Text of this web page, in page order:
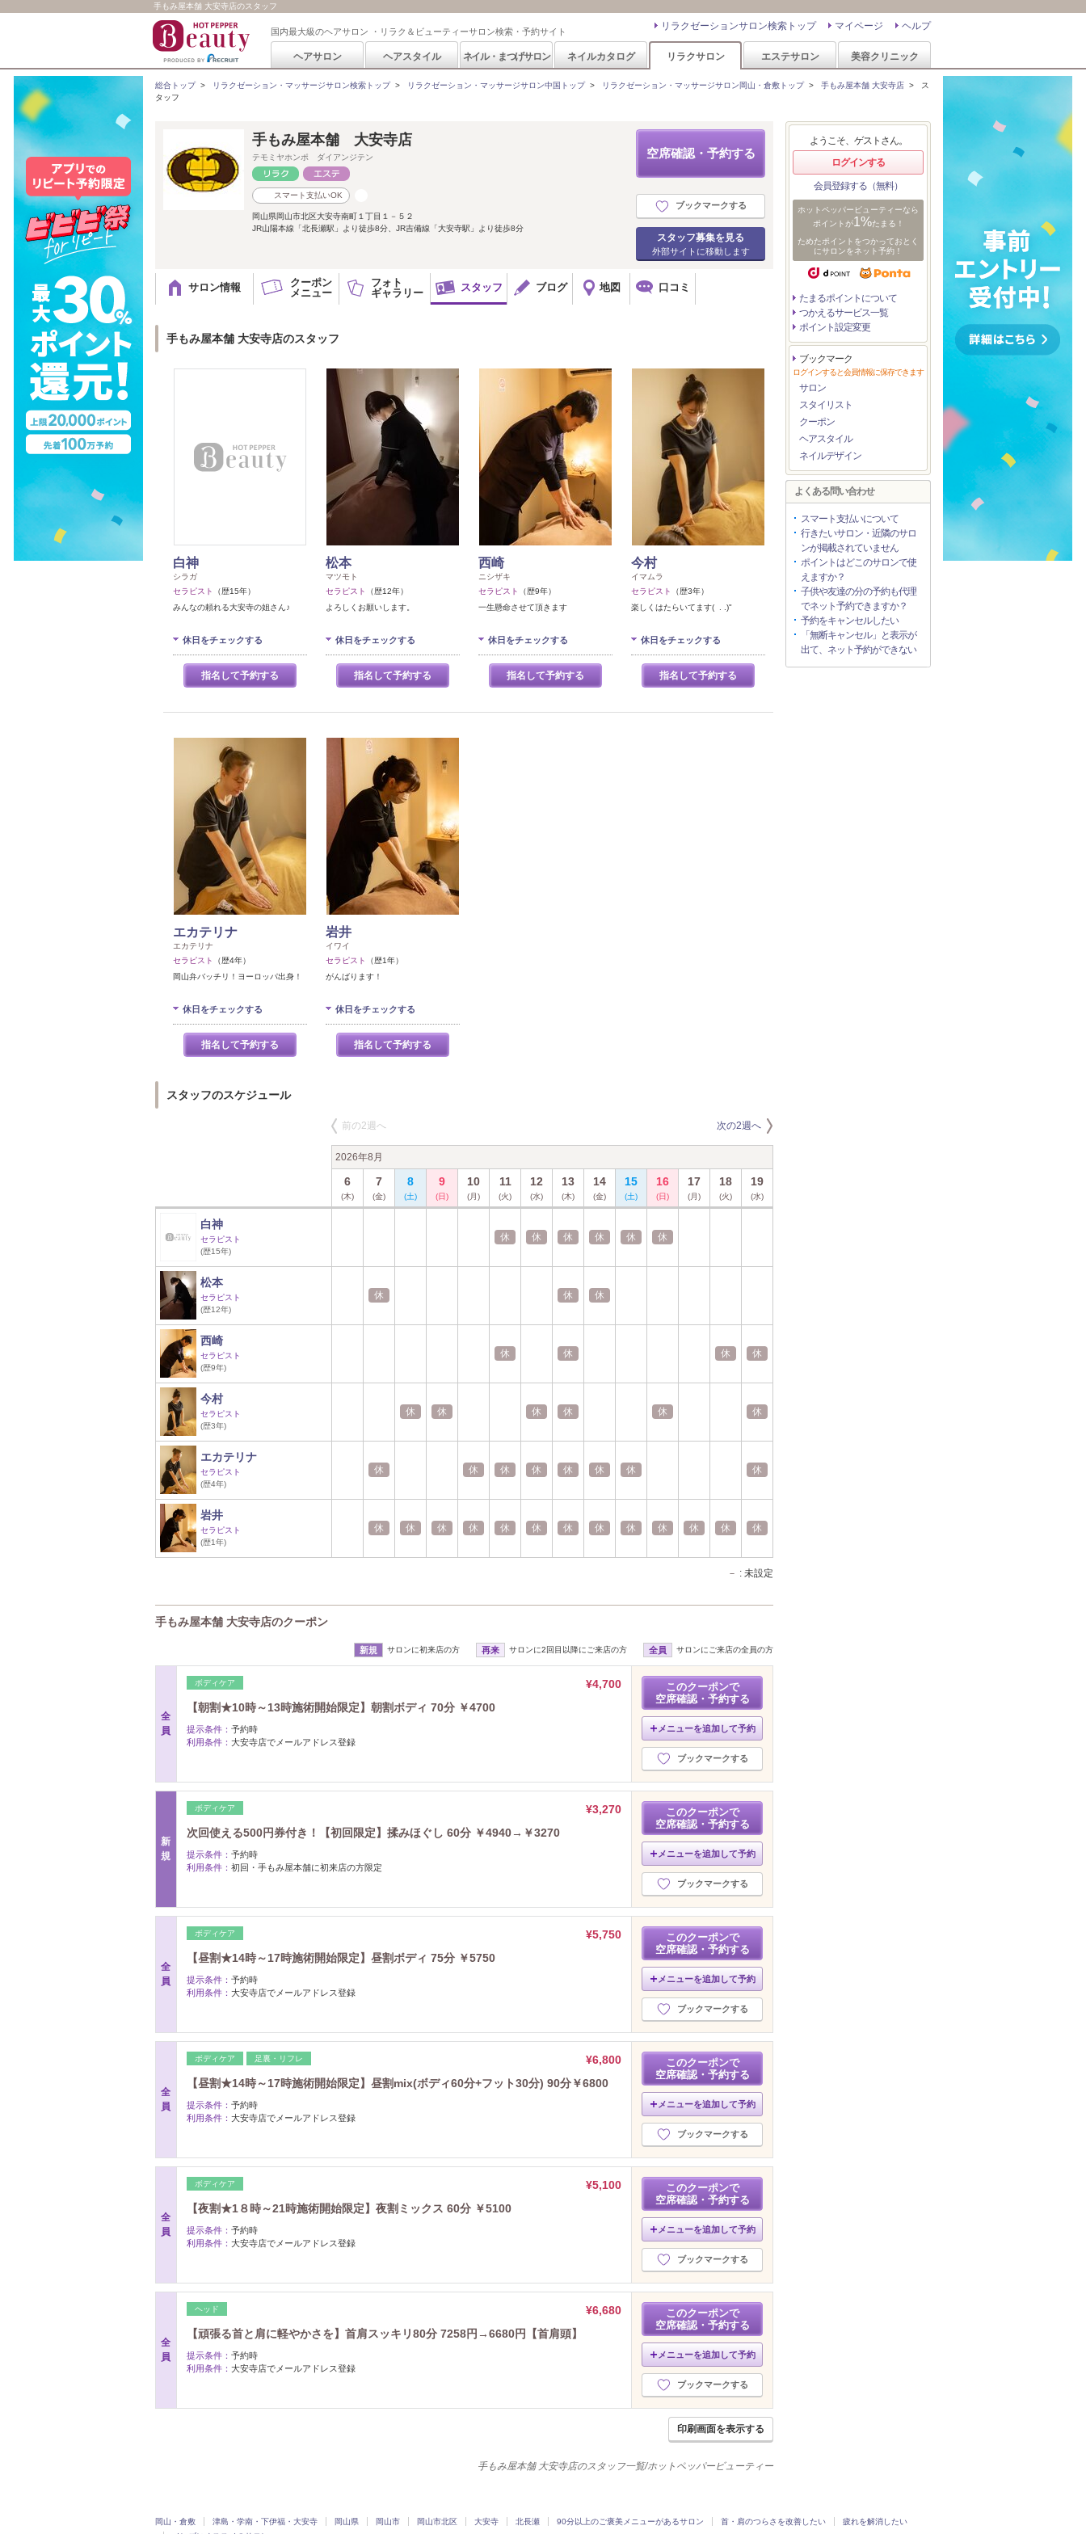
手もみ屋本舗 大安寺店のスタッフ
国内最大級のヘアサロン ・リラク＆ビューティーサロン検索・予約サイト ヘルプ
マイページ
リラクゼーションサロン検索トップ
ヘアサロン ヘアスタイル ネイル・まつげサロン ネイルカタログ リラクサロン エステサロン 美容クリニック
総合トップ> リラクゼーション・マッサージサロン検索トップ> リラクゼーション・マッサージサロン中国トップ> リラクゼーション・マッサージサロン岡山・倉敷トップ> 手もみ屋本舗 大安寺店 > ス
タッフ
空席確認・予約する
ブックマークする
スタッフ募集を見る
外部サイトに移動します
手もみ屋本舗 大安寺店
テモミヤホンポ ダイアンジテン
スマート支払いOK
岡山県岡山市北区大安寺南町１丁目１－５２
JR山陽本線「北長瀬駅」より徒歩8分、JR吉備線「大安寺駅」より徒歩8分
サロン情報
クーポン
メニュー
フォト
ギャラリー
スタッフ ブログ 地図 口コミ
手もみ屋本舗 大安寺店のスタッフ
白神
シラガ
セラピスト
（歴15年）
みんなの頼れる大安寺の姐さん♪
休日をチェックする
指名して予約する
松本
マツモト
セラピスト
（歴12年）
よろしくお願いします。
休日をチェックする
指名して予約する
西崎
ニシザキ
セラピスト
（歴9年）
一生懸命させて頂きます
休日をチェックする
指名して予約する
今村
イマムラ
セラピスト
（歴3年）
楽しくはたらいてます( . .)"
休日をチェックする
指名して予約する
エカテリナ
エカテリナ
セラピスト
（歴4年）
岡山弁バッチリ！ヨーロッパ出身！
休日をチェックする
指名して予約する
岩井
イワイ
セラピスト
（歴1年）
がんばります！
休日をチェックする
指名して予約する
スタッフのスケジュール
前の2週へ 次の2週へ
白神
セラピスト
(歴15年)
松本
セラピスト
(歴12年)
西崎
セラピスト
(歴9年)
今村
セラピスト
(歴3年)
エカテリナ
セラピスト
(歴4年)
岩井
セラピスト
(歴1年)
2026年8月
6
(木)
7
(金)
8
(土)
9
(日)
10
(月)
11
(火)
12
(水)
13
(木)
14
(金)
15
(土)
16
(日)
17
(月)
18
(火)
19
(水)
休 休 休 休 休 休
休 休 休
休 休 休 休
休 休 休 休 休 休
休 休 休 休 休 休 休 休
休 休 休 休 休 休 休 休 休 休 休 休 休
－ : 未設定
手もみ屋本舗 大安寺店のクーポン
新規 サロンに初来店の方 再来 サロンに2回目以降にご来店の方 全員 サロンにご来店の全員の方
全
員
ボディケア
¥4,700
【朝割★10時～13時施術開始限定】朝割ボディ 70分 ￥4700
提示条件： 予約時
利用条件： 大安寺店でメールアドレス登録
このクーポンで
空席確認・予約する
メニューを追加して予約
ブックマークする
新
規
ボディケア
¥3,270
次回使える500円券付き！【初回限定】揉みほぐし 60分 ￥4940→￥3270
提示条件： 予約時
利用条件： 初回・手もみ屋本舗に初来店の方限定
このクーポンで
空席確認・予約する
メニューを追加して予約
ブックマークする
全
員
ボディケア
¥5,750
【昼割★14時～17時施術開始限定】昼割ボディ 75分 ￥5750
提示条件： 予約時
利用条件： 大安寺店でメールアドレス登録
このクーポンで
空席確認・予約する
メニューを追加して予約
ブックマークする
全
員
ボディケア 足裏・リフレ
¥6,800
【昼割★14時～17時施術開始限定】昼割mix(ボディ60分+フット30分) 90分￥6800
提示条件： 予約時
利用条件： 大安寺店でメールアドレス登録
このクーポンで
空席確認・予約する
メニューを追加して予約
ブックマークする
全
員
ボディケア
¥5,100
【夜割★1８時～21時施術開始限定】夜割ミックス 60分 ￥5100
提示条件： 予約時
利用条件： 大安寺店でメールアドレス登録
このクーポンで
空席確認・予約する
メニューを追加して予約
ブックマークする
全
員
ヘッド
¥6,680
【頑張る首と肩に軽やかさを】首肩スッキリ80分 7258円→6680円【首肩頭】
提示条件： 予約時
利用条件： 大安寺店でメールアドレス登録
このクーポンで
空席確認・予約する
メニューを追加して予約
ブックマークする
印刷画面を表示する
手もみ屋本舗 大安寺店のスタッフ一覧/ホットペッパービューティー
ようこそ、ゲストさん。
ログインする
会員登録する（無料）
ホットペッパービューティーなら
ポイントが1%たまる！
ためたポイントをつかっておとく
にサロンをネット予約！
たまるポイントについて
つかえるサービス一覧
ポイント設定変更
ブックマーク
ログインすると会員情報に保存できます
サロン
スタイリスト
クーポン
ヘアスタイル
ネイルデザイン
よくある問い合わせ
スマート支払いについて
行きたいサロン・近隣のサロ
ンが掲載されていません
ポイントはどこのサロンで使
えますか？
子供や友達の分の予約も代理
でネット予約できますか？
予約をキャンセルしたい
「無断キャンセル」と表示が
出て、ネット予約ができない
岡山・倉敷 津島・学南・下伊福・大安寺 岡山県 岡山市 岡山市北区 大安寺 北長瀬 90分以上のご褒美メニューがあるサロン 首・肩のつらさを改善したい
疲れを解消したい